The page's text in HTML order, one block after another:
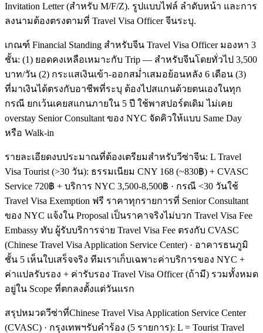
Invitation Letter (สำหรับ M/F/Z). รูปแบบไฟล์ ลำดับหน้า และการ
ลงนามต้องตรงตามที่ Travel Visa Officer จีนระบุ.
เกณฑ์ Financial Standing สำหรับจีน Travel Visa Officer มองหา 3
ชั้น: (1) ยอดคงเหลือเหมาะกับ Trip — สำหรับจีนโดยทั่วไป 3,500
บาท/วัน (2) กระแสเงินเข้า-ออกสม่ำเสมอย้อนหลัง 6 เดือน (3)
ที่มาเงินได้ตรงกับอาชีพที่ระบุ ต้องไปสแกนด้วยตนเองในทุก
กรณี ยกเว้นเคยสแกนภายใน 5 ปี ใช้พาสปอร์ตเดิม ไม่เคย
overstay Senior Consultant ของ NYC จัดคิวให้แบบ Same Day
หรือ Walk-in
รายละเอียดงบประมาณที่ต้องเตรียมสำหรับวีซ่าจีน: L Travel
Visa Tourist (>30 วัน): ธรรมเนียม CNY 168 (~830฿) + CVASC
Service 720฿ + บริการ NYC 3,500-8,500฿ · กรณี <30 วันใช้
Travel Visa Exemption ฟรี ราคาทุกรายการที่ Senior Consultant
ของ NYC แจ้งใน Proposal เป็นราคาจริงไม่บวก Travel Visa Fee
Embassy ทับ ผู้รับบริการจ่าย Travel Visa Fee ตรงกับ CVASC
(Chinese Travel Visa Application Service Center) · อาคารธนภูมิ
ชั้น 5 เห็นใบเสร็จจริง ทีมเราเก็บเฉพาะค่าบริการของ NYC +
ค่าแปลรับรอง + ค่ารับรอง Travel Visa Officer (ถ้ามี) รวมทั้งหมด
อยู่ใน Scope ที่ตกลงตั้งแต่วันแรก
สรุปหมวดวีซ่าที่Chinese Travel Visa Application Service Center
(CVASC) · กรุงเทพฯรับคำร้อง (5 รายการ): L = Tourist Travel